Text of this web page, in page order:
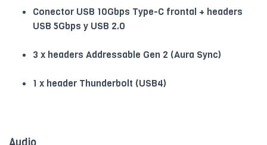
Conector USB 10Gbps Type-C frontal + headers
USB 5Gbps y USB 2.0
3 x headers Addressable Gen 2 (Aura Sync)
1 x header Thunderbolt (USB4)